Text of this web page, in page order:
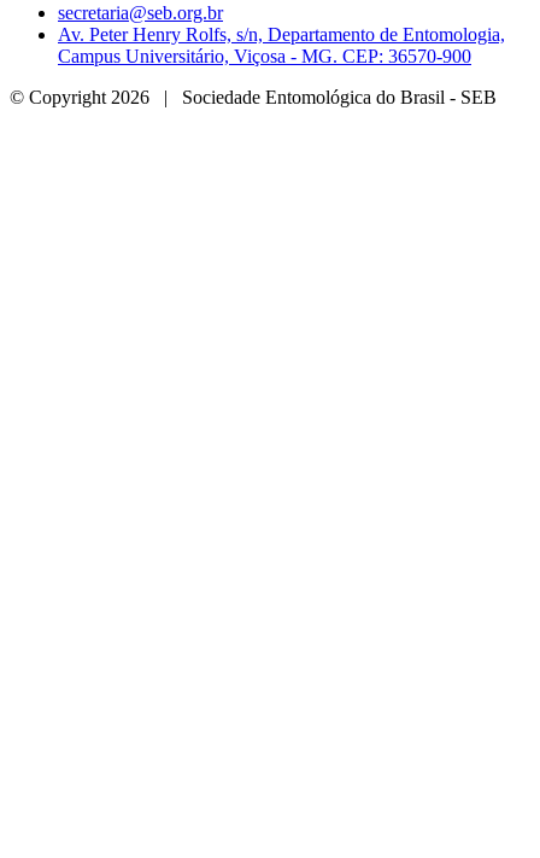
secretaria@seb.org.br
Av. Peter Henry Rolfs, s/n, Departamento de Entomologia,
Campus Universitário, Viçosa - MG. CEP: 36570-900
© Copyright 2026 | Sociedade Entomológica do Brasil - SEB